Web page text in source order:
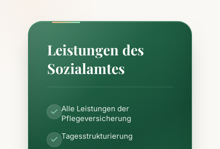
Leistungen des
Sozialamtes
Alle Leistungen der
Pflegeversicherung
Tagesstrukturierung